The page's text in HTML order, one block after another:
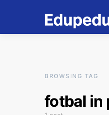
BROWSING TAG
fotbal in